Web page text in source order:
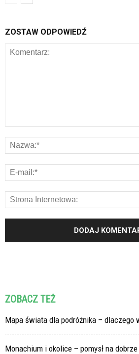
ZOSTAW ODPOWIEDŹ
ZOBACZ TEŻ
Mapa świata dla podróżnika – dlaczego
Monachium i okolice – pomysł na